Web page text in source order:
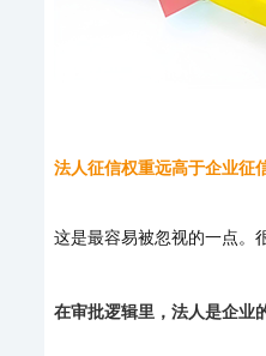
法人征信权重远高于企业征
这是最容易被忽视的一点。
在审批逻辑里，法人是企业